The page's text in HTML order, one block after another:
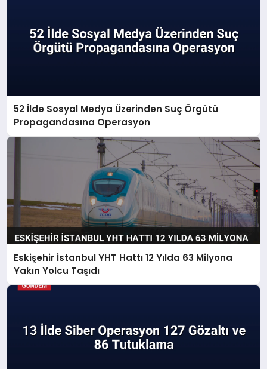
52 İlde Sosyal Medya Üzerinden Suç Örgütü
Propagandasına Operasyon
Eskişehir İstanbul YHT Hattı 12 Yılda 63 Milyona
Yakın Yolcu Taşıdı